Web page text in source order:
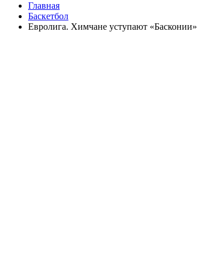
Главная
Баскетбол
Евролига. Химчане уступают «Басконии»